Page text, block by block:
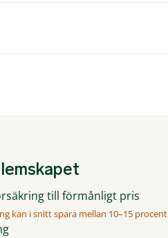
till förmånligt pris
kan i snitt spara mellan 10–15 procent